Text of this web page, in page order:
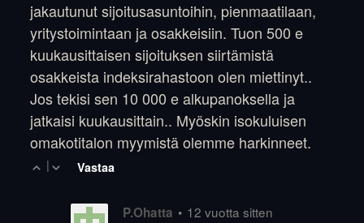
jakautunut sijoitusasuntoihin, pienmaatilaan,
yritystoimintaan ja osakkeisiin. Tuon 500 e
kuukausittaisen sijoituksen siirtämistä
osakkeista indeksirahastoon olen miettinyt..
Jos tekisi sen 10 000 e alkupanoksella ja
jatkaisi kuukausittain.. Myöskin isokuluisen
omakotitalon myymistä olemme harkinneet.
| Vastaa
P.Ohatta • 12 vuotta sitten